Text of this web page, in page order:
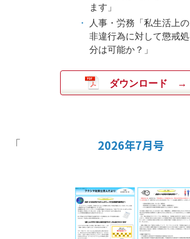
ます」
人事・労務「私生活上の
非違行為に対して懲戒処
分は可能か？」
ダウンロード
2026年7月号